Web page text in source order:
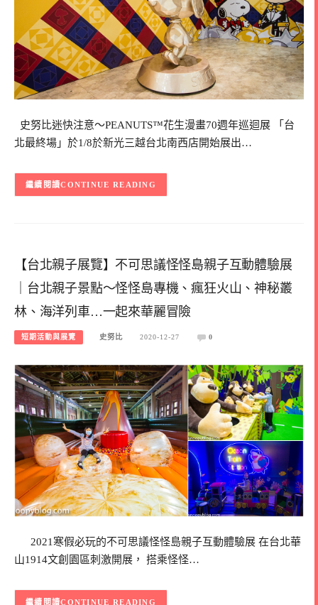
史努比迷快注意～PEANUTS™花生漫畫70週年巡迴展 「台
北最終場」於1/8於新光三越台北南西店開始展出…
CONTINUE READING
【台北親子展覽】不可思議怪怪島親子互動體驗展
｜台北親子景點～怪怪島專機、瘋狂火山、神秘叢
林、海洋列車…一起來華麗冒險
短期活動與展覽 史努比 2020-12-27 0
2021寒假必玩的不可思議怪怪島親子互動體驗展 在台北華
山1914文創園區刺激開展， 搭乘怪怪…
CONTINUE READING